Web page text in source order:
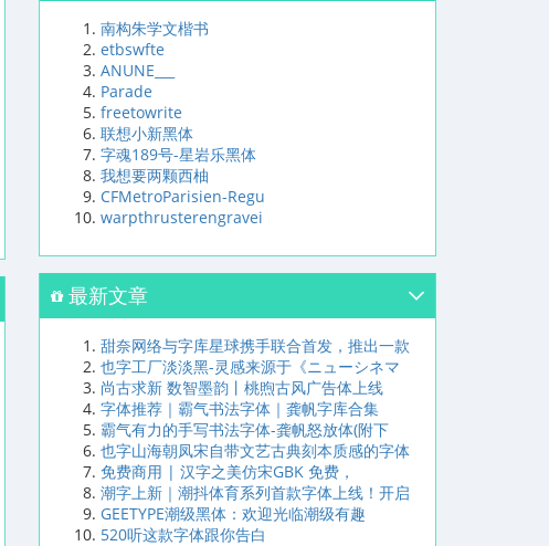
南构朱学文楷书
etbswfte
ANUNE___
Parade
freetowrite
联想小新黑体
字魂189号-星岩乐黑体
我想要两颗西柚
CFMetroParisien-Regu
warpthrusterengravei
最新文章
甜奈网络与字库星球携手联合首发，推出一款
也字工厂淡淡黑-灵感来源于《ニューシネマ
尚古求新 数智墨韵丨桃煦古风广告体上线
字体推荐｜霸气书法字体｜龚帆字库合集
霸气有力的手写书法字体-龚帆怒放体(附下
也字山海朝凤宋自带文艺古典刻本质感的字体
免费商用 | 汉字之美仿宋GBK 免费，
潮字上新｜潮抖体育系列首款字体上线！开启
GEETYPE潮级黑体：欢迎光临潮级有趣
520听这款字体跟你告白